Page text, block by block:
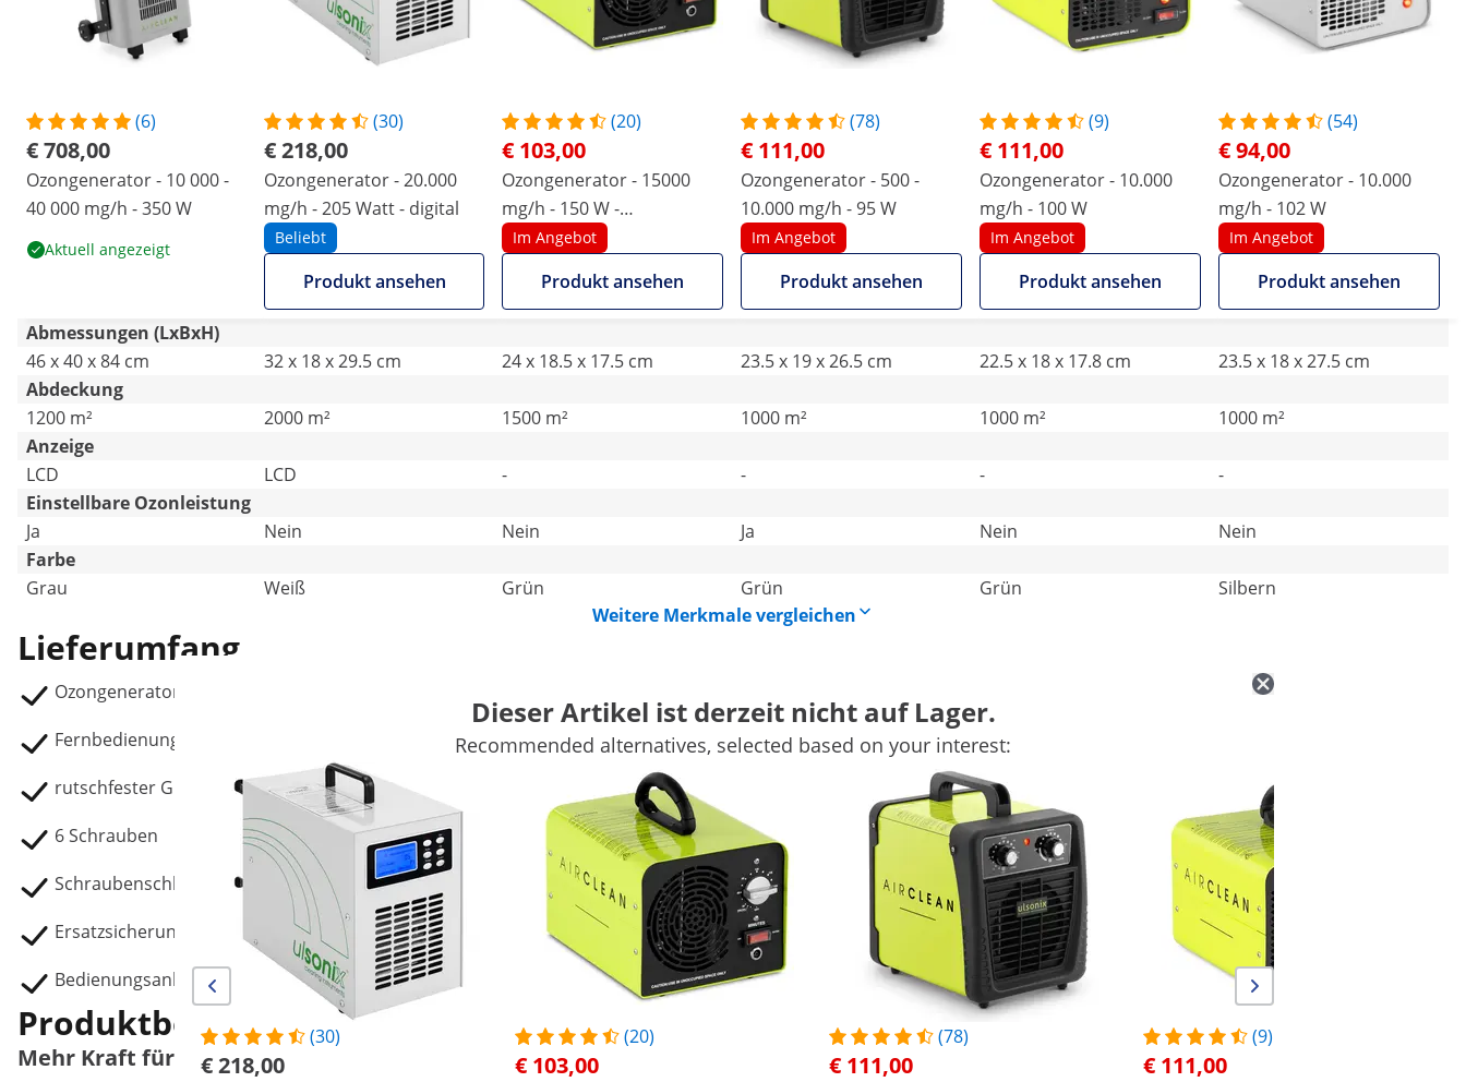
(6)
€ 708,00
Ozongenerator - 10 000 -
40 000 mg/h - 350 W
Aktuell angezeigt
(30)
€ 218,00
Ozongenerator - 20.000
mg/h - 205 Watt - digital
Beliebt
Produkt ansehen
(20)
€ 103,00
Ozongenerator - 15000
mg/h - 150 W -
Wasseranschluss
Im Angebot
Produkt ansehen
(78)
€ 111,00
Ozongenerator - 500 -
10.000 mg/h - 95 W
Im Angebot
Produkt ansehen
(9)
€ 111,00
Ozongenerator - 10.000
mg/h - 100 W
Im Angebot
Produkt ansehen
(54)
€ 94,00
Ozongenerator - 10.000
mg/h - 102 W
Im Angebot
Produkt ansehen
Abmessungen (LxBxH)
46 x 40 x 84 cm
32 x 18 x 29.5 cm 24 x 18.5 x 17.5 cm 23.5 x 19 x 26.5 cm 22.5 x 18 x 17.8 cm
23.5 x 18 x 27.5 cm
Abdeckung
1200 m²
2000 m² 1500 m² 1000 m² 1000 m²
1000 m²
Anzeige
LCD
LCD - - -
-
Einstellbare Ozonleistung
Ja
Nein Nein Ja Nein
Nein
Farbe
Grau
Weiß Grün Grün Grün
Silbern
Weitere Merkmale vergleichen
Lieferumfang
Ozongenerator AIRCLEAN 40G
Fernbedienung
rutschfester Griff
6 Schrauben
Schraubenschlüssel
Ersatzsicherung
Bedienungsanleitung
Dieser Artikel ist derzeit nicht auf Lager.
Recommended alternatives, selected based on your interest:
(30)
€ 218,00
(20)
€ 103,00
(78)
€ 111,00
(9)
€ 111,00
Produktbeschreibung
Mehr Kraft für große Räume mit dem Ozongenerator von ulsonix